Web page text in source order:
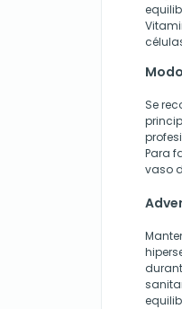
Se
Para
vaso